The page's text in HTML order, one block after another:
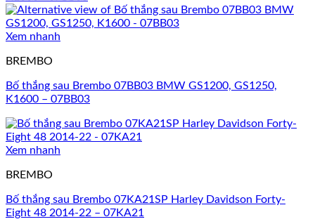
Xem nhanh
BREMBO
Bố thắng sau Brembo 07BB03 BMW GS1200, GS1250,
K1600 – 07BB03
Xem nhanh
BREMBO
Bố thắng sau Brembo 07KA21SP Harley Davidson Forty-
Eight 48 2014-22 – 07KA21